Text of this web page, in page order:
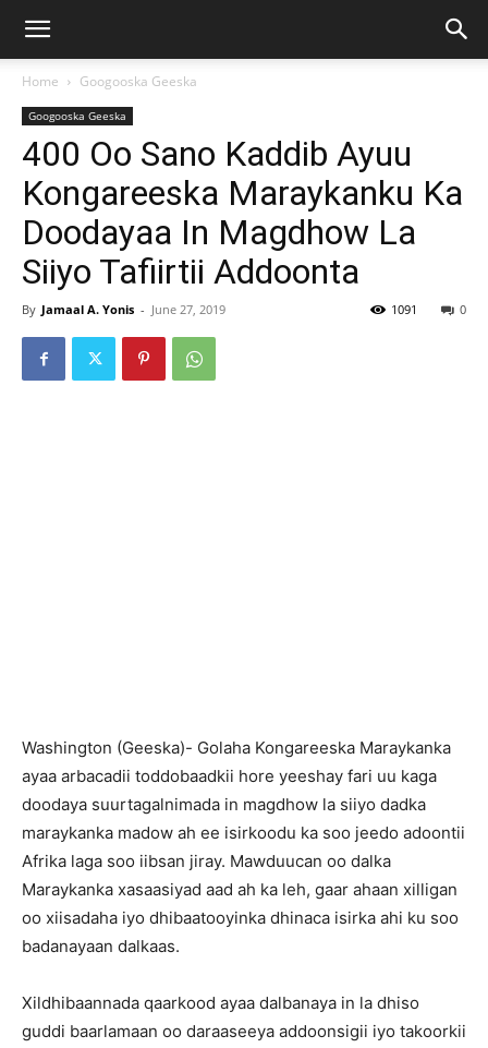
Home Googooska Geeska
Googooska Geeska
400 Oo Sano Kaddib Ayuu
Kongareeska Maraykanku Ka
Doodayaa In Magdhow La
Siiyo Tafiirtii Addoonta
By Jamaal A. Yonis - June 27, 2019 0
1091
Washington (Geeska)- Golaha Kongareeska Maraykanka
ayaa arbacadii toddobaadkii hore yeeshay fari uu kaga
doodaya suurtagalnimada in magdhow la siiyo dadka
maraykanka madow ah ee isirkoodu ka soo jeedo adoontii
Afrika laga soo iibsan jiray. Mawduucan oo dalka
Maraykanka xasaasiyad aad ah ka leh, gaar ahaan xilligan
oo xiisadaha iyo dhibaatooyinka dhinaca isirka ahi ku soo
badanayaan dalkaas.
Xildhibaannada qaarkood ayaa dalbanaya in la dhiso
guddi baarlamaan oo daraaseeya addoonsigii iyo takoorkii